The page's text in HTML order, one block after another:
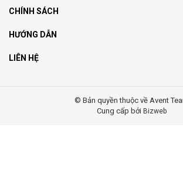
CHÍNH SÁCH
HƯỚNG DẪN
LIÊN HỆ
© Bản quyền thuộc về Avent
Cung cấp bởi Bizweb